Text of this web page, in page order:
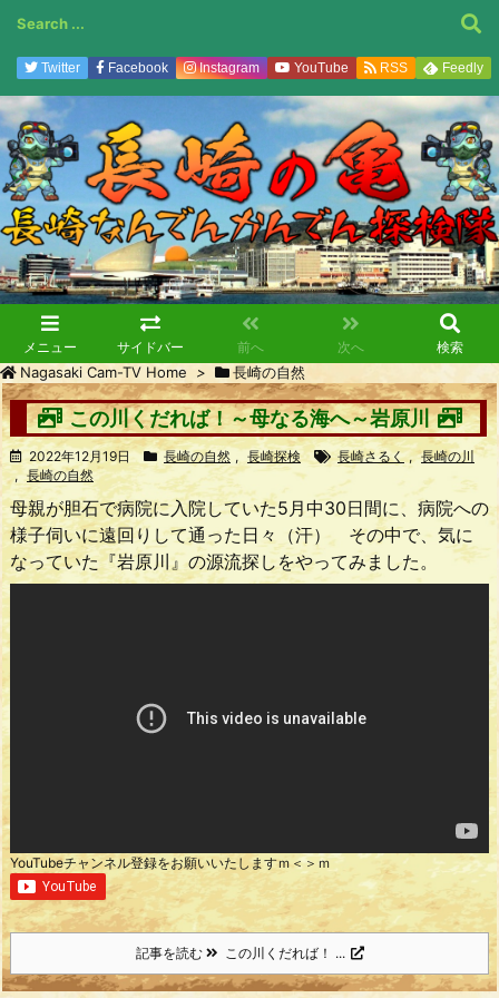
メニュー サイドバー 前へ 次へ 検索
Twitter Facebook Instagram YouTube RSS Feedly
Nagasaki Cam-TV Home > 長崎の自然
この川くだれば！～母なる海へ～岩原川
2022年12月19日 長崎の自然 , 長崎探検 長崎さるく , 長崎の川
, 長崎の自然
母親が胆石で病院に入院していた5月中30日間に、病院への
様子伺いに遠回りして通った日々（汗） その中で、気に
なっていた『岩原川』の源流探しをやってみました。
YouTubeチャンネル登録をお願いいたしますｍ＜＞ｍ
記事を読む この川くだれば！ ...